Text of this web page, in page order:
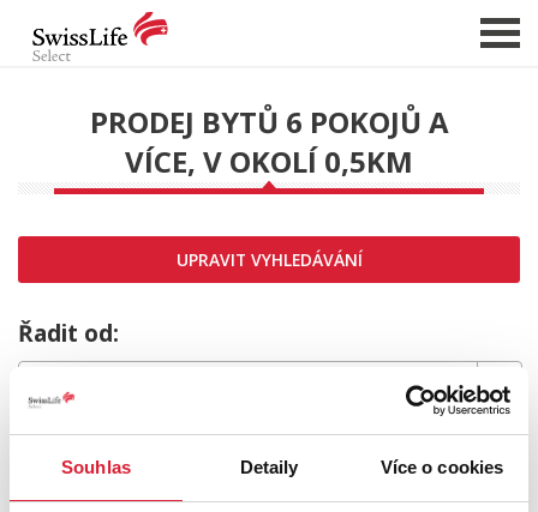
Souhlas Detaily Více o cookies
NABÍDKA NEMOVITOSTÍ
CHCI PRODAT / PRONAJMOUT
HLÍDAT NOVÉ NABÍDKY
CHCI OCENIT NEMOVITOST
O NÁS
REFERENCE
PRODEJ BYTŮ 6 POKOJŮ A
VÍCE, V OKOLÍ 0,5KM
UPRAVIT VYHLEDÁVÁNÍ
Řadit od:
MRZÍ NÁS TO,
ale požadovaný typ nemovitosti nebyl nalezen.